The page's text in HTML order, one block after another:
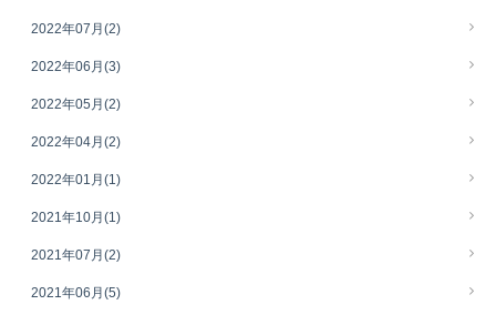
2022年07月 (2)
2022年06月 (3)
2022年05月 (2)
2022年04月 (2)
2022年01月 (1)
2021年10月 (1)
2021年07月 (2)
2021年06月 (5)